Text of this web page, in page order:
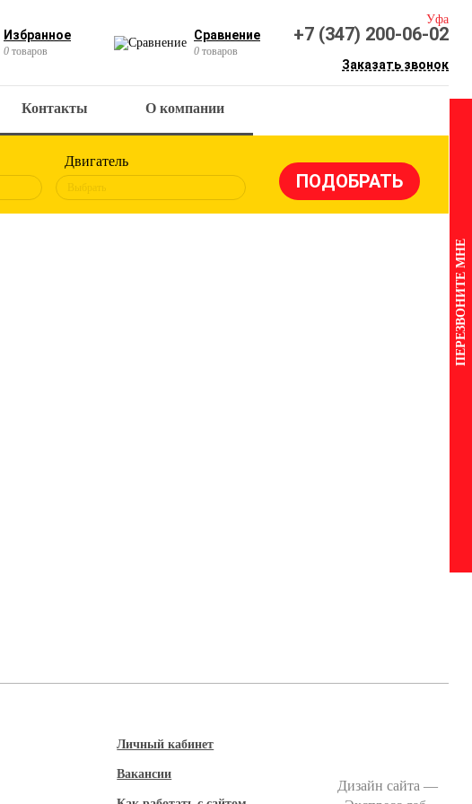
Избранное
0 товаров
Сравнение
0 товаров
Уфа
+7 (347) 200-06-02
Заказать звонок
Контакты О компании
Двигатель
Выбрать
Личный кабинет
Вакансии
Дизайн сайта —
ПЕРЕЗВОНИТЕ МНЕ